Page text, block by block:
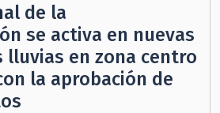
de la
se activa en nuevas
lluvias en zona centro
la aprobación de